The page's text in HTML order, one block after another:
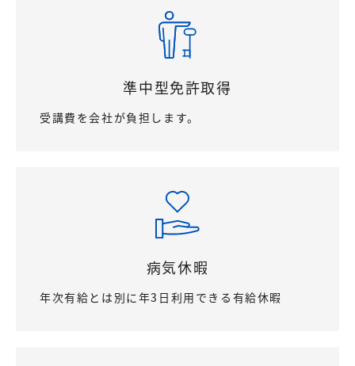
準中型免許取得
受講費を会社が負担します。
病気休暇
年次有給とは別に年3日利用できる有給休暇